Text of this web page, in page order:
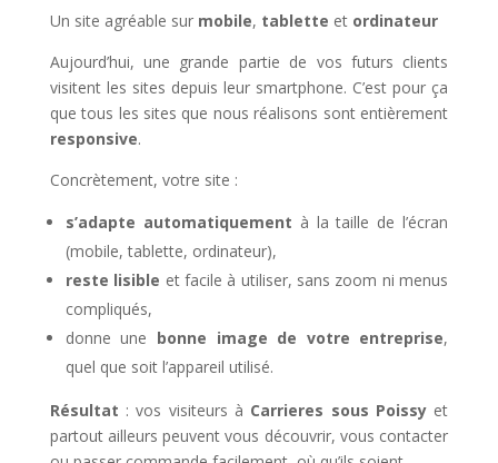
Un site agréable sur mobile, tablette et ordinateur
Aujourd’hui, une grande partie de vos futurs clients
visitent les sites depuis leur smartphone. C’est pour ça
que tous les sites que nous réalisons sont entièrement
responsive.
Concrètement, votre site :
s’adapte automatiquement à la taille de l’écran
(mobile, tablette, ordinateur),
reste lisible et facile à utiliser, sans zoom ni menus
compliqués,
donne une bonne image de votre entreprise,
quel que soit l’appareil utilisé.
Résultat : vos visiteurs à Carrieres sous Poissyet
partout ailleurs peuvent vous découvrir, vous contacter